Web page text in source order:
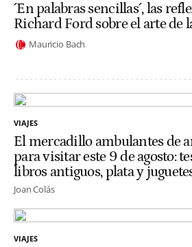
´En palabras sencillas´, las
Richard Ford sobre el arte de
Mauricio Bach
VIAJES
El mercadillo ambulantes de
para visitar este 9 de agosto:
libros antiguos, plata y
Joan Colás
VIAJES